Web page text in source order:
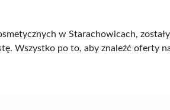
w Starachowicach,
Wszystko po to, aby znaleźć oferty